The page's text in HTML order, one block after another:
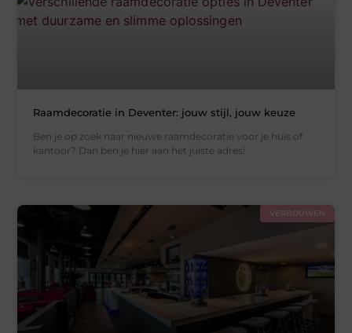
Raamdecoratie in Deventer: jouw stijl, jouw keuze
Ben je op zoek naar nieuwe raamdecoratie voor je huis of
kantoor? Dan ben je hier aan het juiste adres!
VERBOUWEN